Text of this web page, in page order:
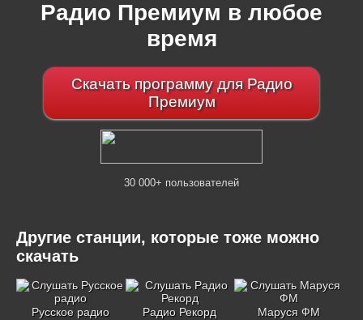
Радио Премиум в любое
время
Скачать программу для Радио
Премиум
30 000+ пользователей
Другие станции, которые тоже можно
скачать
Русское радио Радио Рекорд Маруся ФМ